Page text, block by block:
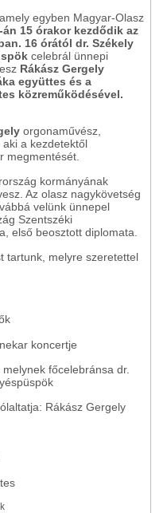
egyben Magyar-Olasz
15 órakor kezdődik az
16 órától dr. Székely
celebrál ünnepi
Rákász Gergely
együttes és a
közreműködésével.
orgonaművész,
a kezdetektől
megmentését.
kormányának
Az olasz nagykövetség
velünk ünnepel
Szentszéki
első beosztott diplomata.
tartunk, melyre szeretettel
koncertje
főcelebránsa dr.
Rákász Gergely